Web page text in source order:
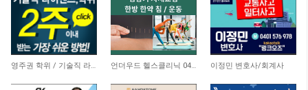
20,433 5,489 언더우드 헬스클리닉 0493 844 686 9,697
이정민 변호사/회계사